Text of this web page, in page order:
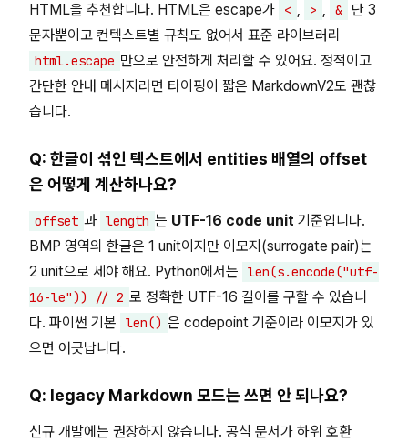
HTML을 추천합니다. HTML은 escape가
< , > , &
단 3
문자뿐이고 컨텍스트별 규칙도 없어서 표준 라이브러리
html.escape 만으로 안전하게 처리할 수 있어요. 정적이고
간단한 안내 메시지라면 타이핑이 짧은 MarkdownV2도 괜찮
습니다.
Q: 한글이 섞인 텍스트에서 entities 배열의 offset
은 어떻게 계산하나요?
offset 과 length 는 UTF-16 code unit 기준입니다.
BMP 영역의 한글은 1 unit이지만 이모지(surrogate pair)는
2 unit으로 세야 해요. Python에서는
len(s.encode("utf-
16-le")) // 2 로 정확한 UTF-16 길이를 구할 수 있습니
다. 파이썬 기본
len() 은 codepoint 기준이라 이모지가 있
으면 어긋납니다.
Q: legacy Markdown 모드는 쓰면 안 되나요?
신규 개발에는 권장하지 않습니다. 공식 문서가 하위 호환